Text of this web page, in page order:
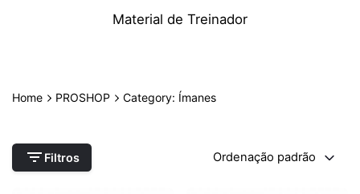
Material de Treinador
Home PROSHOP Category: Ímanes
Filtros Ordenação padrão